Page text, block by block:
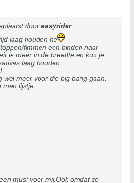
door easyrider
laag houden he
fimmen een binden naar
ie meer in de breedte en kun je
laag houden.
wel meer voor die big bang gaan.
men lijstje.
must voor mij.Ook omdat ze